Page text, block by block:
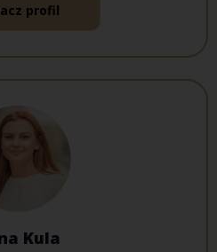
profil
Kula